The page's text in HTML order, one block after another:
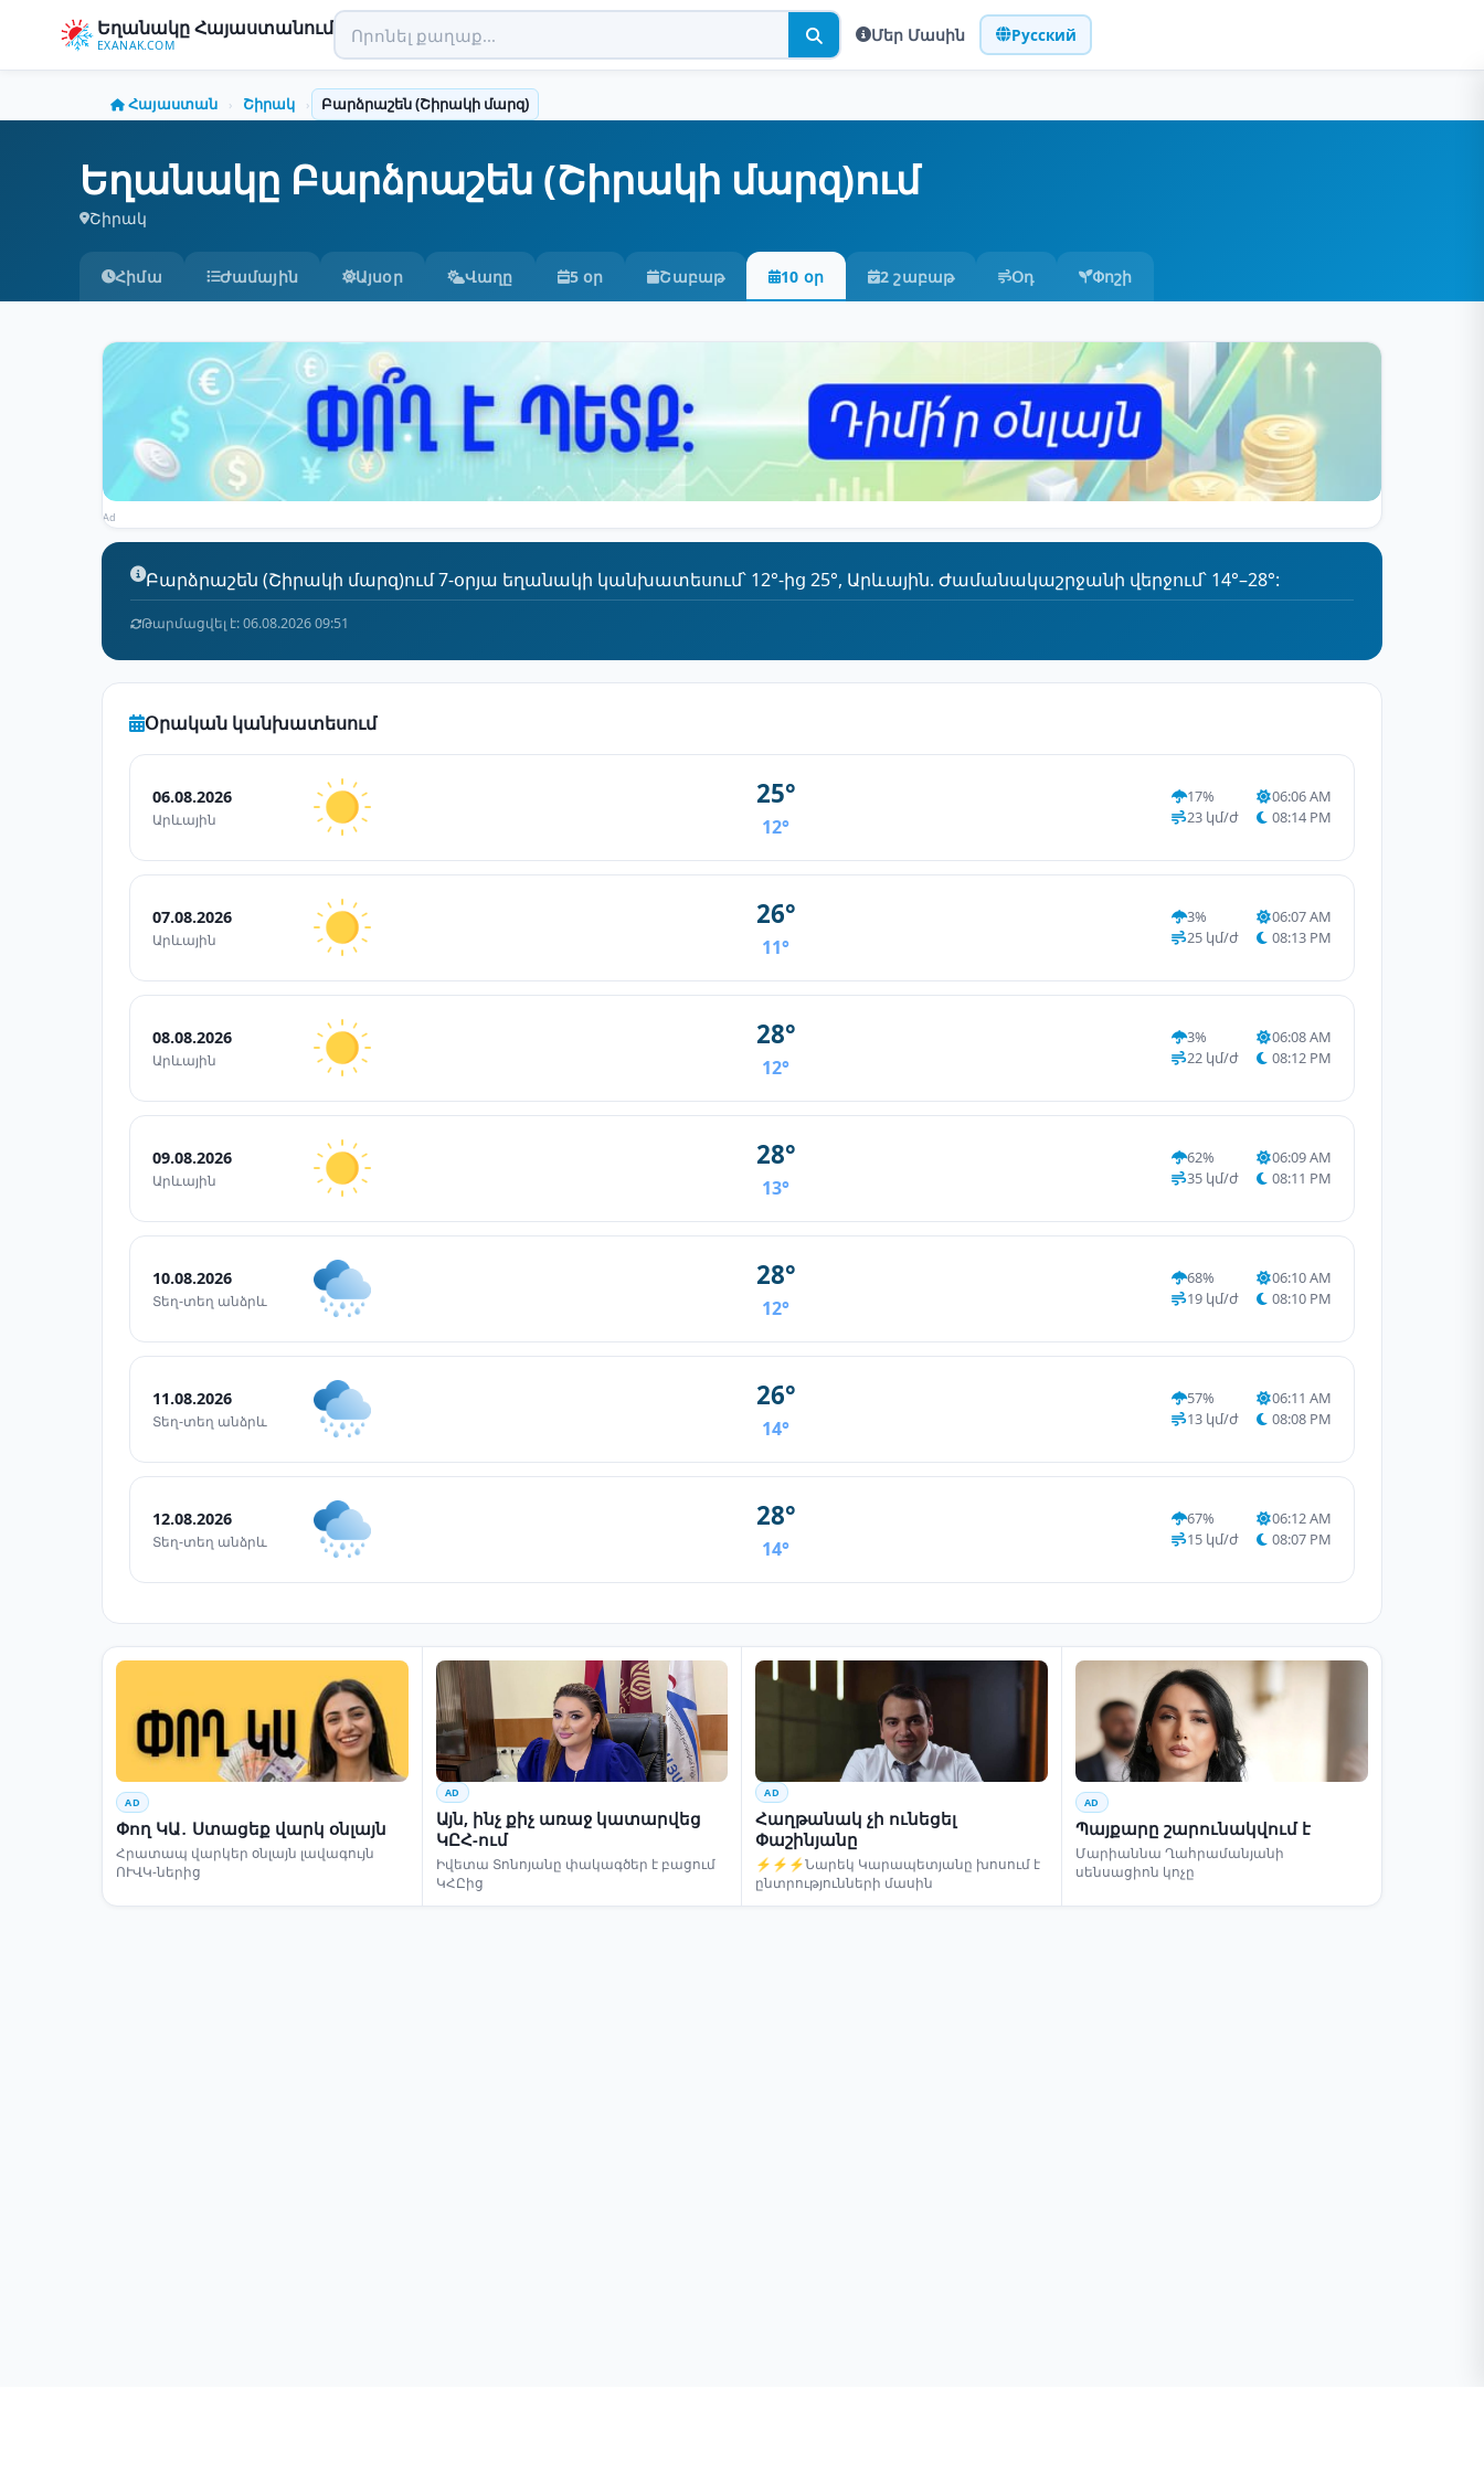
Եղանակը Հայաստանում
EXANAK.COM
Մեր Մասին Русский
Հայաստան › Շիրակ › Բարձրաշեն (Շիրակի մարզ)
Եղանակը Բարձրաշեն (Շիրակի մարզ)ում
Շիրակ
Հիմա Ժամային Այսօր Վաղը 5 օր Շաբաթ 10 օր 2 շաբաթ Օդ Փոշի
Ad
Բարձրաշեն (Շիրակի մարզ)ում 7-օրյա եղանակի կանխատեսում՝ 12°-ից 25°, Արևային. Ժամանակաշրջանի վերջում՝ 14°–28°:
Թարմացվել է: 06.08.2026 09:51
Օրական կանխատեսում
06.08.2026
Արևային
25°
12°
17%
23 կմ/ժ
06:06 AM
08:14 PM
07.08.2026
Արևային
26°
11°
3%
25 կմ/ժ
06:07 AM
08:13 PM
08.08.2026
Արևային
28°
12°
3%
22 կմ/ժ
06:08 AM
08:12 PM
09.08.2026
Արևային
28°
13°
62%
35 կմ/ժ
06:09 AM
08:11 PM
10.08.2026
Տեղ-տեղ անձրև
28°
12°
68%
19 կմ/ժ
06:10 AM
08:10 PM
11.08.2026
Տեղ-տեղ անձրև
26°
14°
57%
13 կմ/ժ
06:11 AM
08:08 PM
12.08.2026
Տեղ-տեղ անձրև
28°
14°
67%
15 կմ/ժ
06:12 AM
08:07 PM
AD
Փող ԿԱ․ Ստացեք վարկ օնլայն
Հրատապ վարկեր օնլայն լավագույն
ՈՒՎԿ-ներից
AD
Այն, ինչ քիչ առաջ կատարվեց
ԿԸՀ-ում
Իվետա Տոնոյանը փակագծեր է բացում
ԿՀԸից
AD
Հաղթանակ չի ունեցել
Փաշինյանը
⚡⚡⚡Նարեկ Կարապետյանը խոսում է
ընտրությունների մասին
AD
Պայքարը շարունակվում է
Մարիաննա Ղահրամանյանի
սենսացիոն կոչը